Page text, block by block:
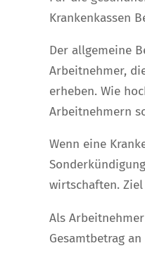
Krankenkassen
Der allgemeine
Arbeitnehmer,
erheben. Wie
Arbeitnehmern
Wenn eine
wirtschaften.
Als
Gesamtbetrag